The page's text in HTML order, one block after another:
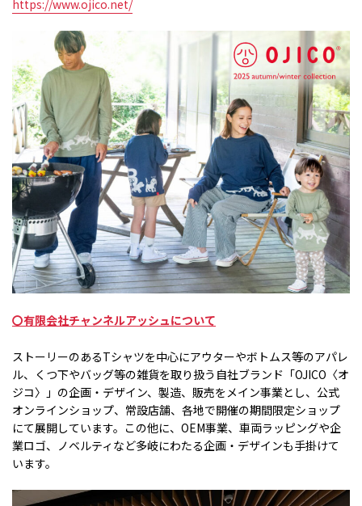
https://www.ojico.net/
〇有限会社チャンネルアッシュについて
ストーリーのあるTシャツを中心にアウターやボトムス等のアパレ
ル、くつ下やバッグ等の雑貨を取り扱う自社ブランド「OJICO 〈オ
ジコ〉」の企画・デザイン、製造、販売をメイン事業とし、公式
オンラインショップ、常設店舗、各地で開催の期間限定ショップ
にて展開しています。この他に、 OEM事業、車両ラッピングや企
業ロゴ、ノベルティなど多岐にわたる企画・デザインも手掛けて
います。